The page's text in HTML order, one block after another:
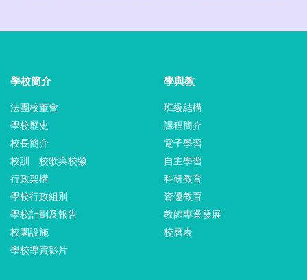
學校簡介
法團校董會
學校歷史
校長簡介
校訓、校歌與校徽
行政架構
學校行政組別
學校計劃及報告
校園設施
學校導賞影片
學與教
班級結構
課程簡介
電子學習
自主學習
科研教育
資優教育
教師專業發展
校曆表